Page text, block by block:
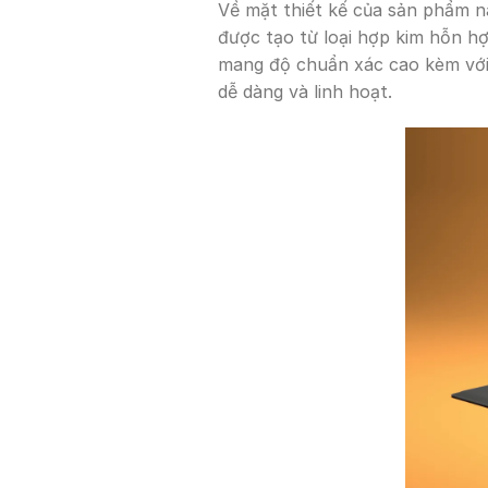
Về mặt thiết kế của sản phẩm
được tạo từ loại hợp kim hỗn
mang độ chuẩn xác cao kèm
dễ dàng và linh hoạt.